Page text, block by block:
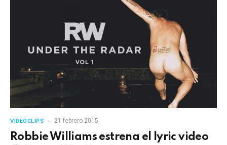
VIDEOCLIPS 21 febrero 2015
Robbie Williams estrena el lyric video